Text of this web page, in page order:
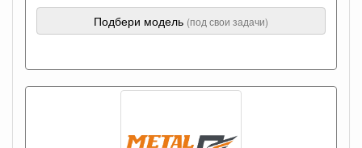
Подбери модель (под свои задачи)